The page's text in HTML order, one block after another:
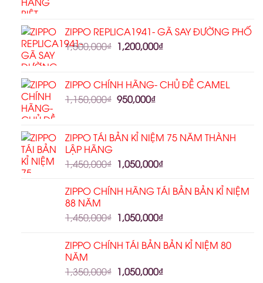
ZIPPO REPLICA1941- GÃ SAY ĐƯỜNG PHỐ
1,500,000₫ 1,200,000₫
ZIPPO CHÍNH HÃNG- CHỦ ĐỀ CAMEL
1,150,000₫ 950,000₫
ZIPPO TÁI BẢN KỈ NIỆM 75 NĂM THÀNH
LẬP HÃNG
1,450,000₫ 1,050,000₫
ZIPPO CHÍNH HÃNG TÁI BẢN BẢN KỈ NIỆM
88 NĂM
1,450,000₫ 1,050,000₫
ZIPPO CHÍNH TÁI BẢN BẢN KỈ NIỆM 80
NĂM
1,350,000₫ 1,050,000₫